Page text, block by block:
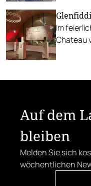
Im
Chateau
Auf dem
bleiben
Melden Sie sich
wöchentlichen